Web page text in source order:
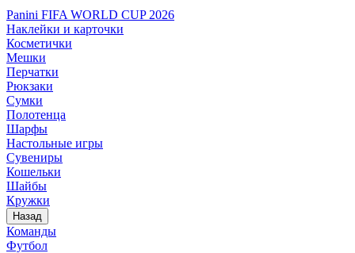
Panini FIFA WORLD CUP 2026
Наклейки и карточки
Косметички
Мешки
Перчатки
Рюкзаки
Сумки
Полотенца
Шарфы
Настольные игры
Сувениры
Кошельки
Шайбы
Кружки
Назад
Команды
Футбол